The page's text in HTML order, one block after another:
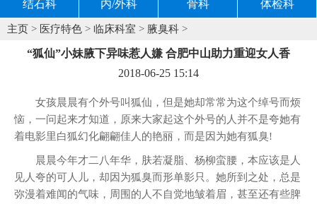
结石科 内/外科 骨科 体检科
主页 > 医疗特色 > 临床科室 > 腋臭科 >
“狐仙”小妹腋下异味惹人嫌 合肥中山助力重迎女人香
2018-06-25 15:14
女孩晨晨有个外号叫狐仙，但是她却常常为这个绰号而烦
恼，一问起来才知道，原来大家起这个外号的人并不是夸她有
着电影里白狐幻化翩翩佳人的艳丽，而是因为她有狐臭!
晨晨今年才二八年华，肤若凝脂、杨柳蛮腰，本应该是人
见人夸的可人儿，却因为狐臭而形单影只。她所到之处，总是
弥漫着难闻的气味，周围的人不自觉地皱着眉，甚至还有些脾